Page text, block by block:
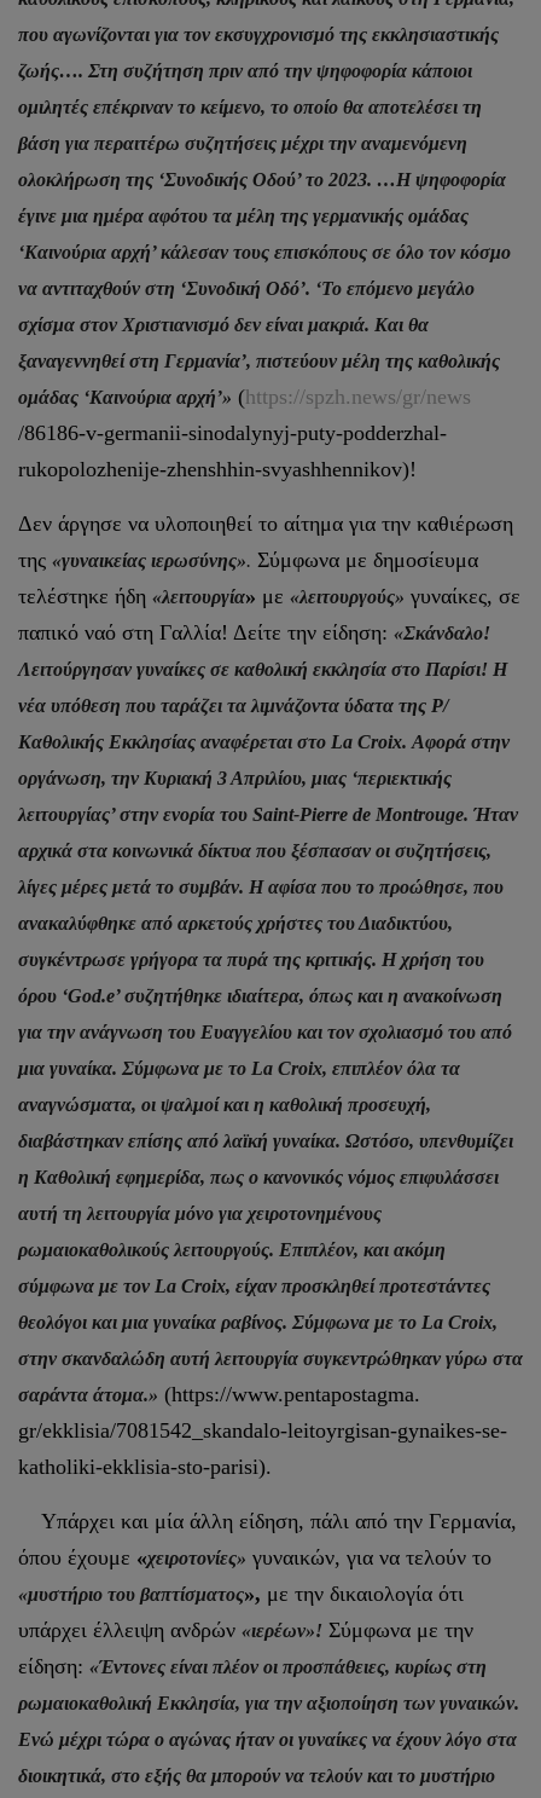
που αγωνίζονται για τον εκσυγχρονισμό της εκκλησιαστικής
ζωής…. Στη συζήτηση πριν από την ψηφοφορία κάποιοι
ομιλητές επέκριναν το κείμενο, το οποίο θα αποτελέσει τη
βάση για περαιτέρω συζητήσεις μέχρι την αναμενόμενη
ολοκλήρωση της ‘Συνοδικής Οδού’ το 2023. …Η ψηφοφορία
έγινε μια ημέρα αφότου τα μέλη της γερμανικής ομάδας
‘Καινούρια αρχή’ κάλεσαν τους επισκόπους σε όλο τον κόσμο
να αντιταχθούν στη ‘Συνοδική Οδό’. ‘Το επόμενο μεγάλο
σχίσμα στον Χριστιανισμό δεν είναι μακριά. Και θα
ξαναγεννηθεί στη Γερμανία’, πιστεύουν μέλη της καθολικής
ομάδας ‘Καινούρια αρχή’» (https://spzh.news/gr/news
/86186-v-germanii-sinodalynyj-puty-podderzhal-
rukopolozhenije-zhenshhin-svyashhennikov)!
Δεν άργησε να υλοποιηθεί το αίτημα για την καθιέρωση
της «γυναικείας ιερωσύνης». Σύμφωνα με δημοσίευμα
τελέστηκε ήδη «λειτουργία» με «λειτουργούς» γυναίκες, σε
παπικό ναό στη Γαλλία! Δείτε την είδηση: «Σκάνδαλο!
Λειτούργησαν γυναίκες σε καθολική εκκλησία στο Παρίσι! Η
νέα υπόθεση που ταράζει τα λιμνάζοντα ύδατα της Ρ/
Καθολικής Εκκλησίας αναφέρεται στο La Croix. Αφορά στην
οργάνωση, την Κυριακή 3 Απριλίου, μιας ‘περιεκτικής
λειτουργίας’ στην ενορία του Saint-Pierre de Montrouge. Ήταν
αρχικά στα κοινωνικά δίκτυα που ξέσπασαν οι συζητήσεις,
λίγες μέρες μετά το συμβάν. Η αφίσα που το προώθησε, που
ανακαλύφθηκε από αρκετούς χρήστες του Διαδικτύου,
συγκέντρωσε γρήγορα τα πυρά της κριτικής. Η χρήση του
όρου ‘God.e’ συζητήθηκε ιδιαίτερα, όπως και η ανακοίνωση
για την ανάγνωση του Ευαγγελίου και τον σχολιασμό του από
μια γυναίκα. Σύμφωνα με το La Croix, επιπλέον όλα τα
αναγνώσματα, οι ψαλμοί και η καθολική προσευχή,
διαβάστηκαν επίσης από λαϊκή γυναίκα. Ωστόσο, υπενθυμίζει
η Καθολική εφημερίδα, πως ο κανονικός νόμος επιφυλάσσει
αυτή τη λειτουργία μόνο για χειροτονημένους
ρωμαιοκαθολικούς λειτουργούς. Επιπλέον, και ακόμη
σύμφωνα με τον La Croix, είχαν προσκληθεί προτεστάντες
θεολόγοι και μια γυναίκα ραβίνος. Σύμφωνα με το La Croix,
στην σκανδαλώδη αυτή λειτουργία συγκεντρώθηκαν γύρω στα
σαράντα άτομα.» (https://www.pentapostagma.
gr/ekklisia/7081542_skandalo-leitoyrgisan-gynaikes-se-
katholiki-ekklisia-sto-parisi).
Υπάρχει και μία άλλη είδηση, πάλι από την Γερμανία,
όπου έχουμε «χειροτονίες» γυναικών, για να τελούν το
«μυστήριο του βαπτίσματος», με την δικαιολογία ότι
υπάρχει έλλειψη ανδρών «ιερέων»! Σύμφωνα με την
είδηση: «Έντονες είναι πλέον οι προσπάθειες, κυρίως στη
ρωμαιοκαθολική Εκκλησία, για την αξιοποίηση των γυναικών.
Ενώ μέχρι τώρα ο αγώνας ήταν οι γυναίκες να έχουν λόγο στα
διοικητικά, στο εξής θα μπορούν να τελούν και το μυστήριο